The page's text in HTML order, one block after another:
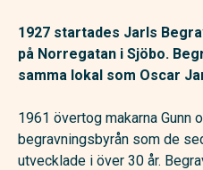
1927 startades Jarls
på Norregatan i Sjöbo.
samma lokal som Oscar
1961 övertog makarna Gunn
begravningsbyrån som de
utvecklade i över 30 år.